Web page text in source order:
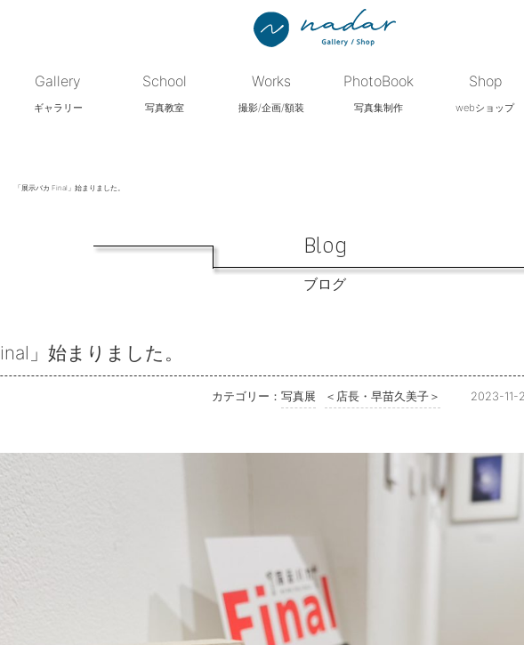
Gallery
ギャラリー
School
写真教室
Works
撮影/企画/額装
PhotoBook
写真集制作
Shop
webショップ
「展示バカ Final」始まりました。
Blog
ブログ
」始まりました。
カテゴリー： 写真展 ＜店長・早苗久美子＞ 2023-11-